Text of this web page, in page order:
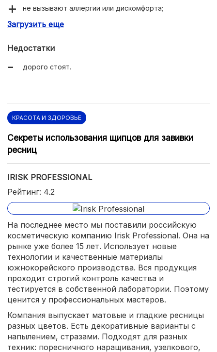
не вызывают аллергии или дискомфорта;
насыщенные цвета;
Загрузить еще
Недостатки
дорого стоят.
КРАСОТА И ЗДОРОВЬЕ
Секреты использования щипцов для завивки
ресниц
IRISK PROFESSIONAL
Рейтинг: 4.2
На последнее место мы поставили российскую
косметическую компанию Irisk Professional. Она на
рынке уже более 15 лет. Использует новые
технологии и качественные материалы
южнокорейского производства. Вся продукция
проходит строгий контроль качества и
тестируется в собственной лаборатории. Поэтому
ценится у профессиональных мастеров.
Компания выпускает матовые и гладкие ресницы
разных цветов. Есть декоративные варианты с
напылением, стразами. Подходят для разных
техник: поресничного наращивания, узелкового,